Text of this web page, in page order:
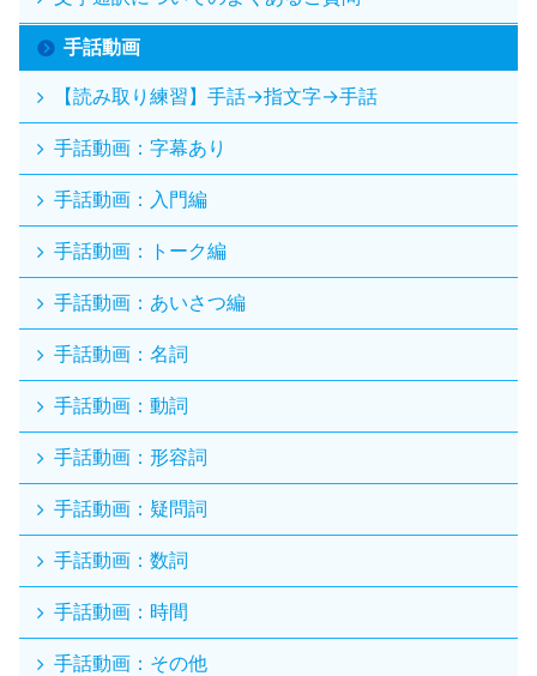
手話動画
【読み取り練習】手話→指文字→手話
手話動画：字幕あり
手話動画：入門編
手話動画：トーク編
手話動画：あいさつ編
手話動画：名詞
手話動画：動詞
手話動画：形容詞
手話動画：疑問詞
手話動画：数詞
手話動画：時間
手話動画：その他